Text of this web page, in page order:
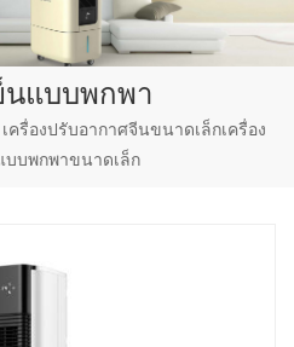
นแบบพกพา
เครื่องปรับอากาศจีนขนาดเล็กเครื่อง
บบพกพาขนาดเล็ก